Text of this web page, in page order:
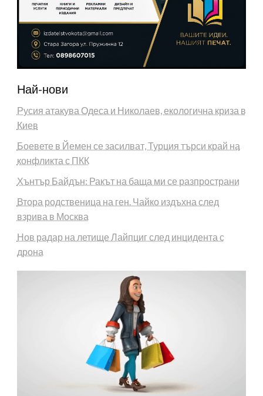
Най-нови
Русия атакува Одеса и Николаев, екологична криза в
Киев
Боевете в Йемен се засилват, Турция търси край на
конфликта с ПКК
Хънтър Байдън: Ракът на баща ми се разпространи
Втора родственица на ген. Чайко издъхна след
взрива в Москва
Нов радар на летище Лайпциг след инцидента с
дрона